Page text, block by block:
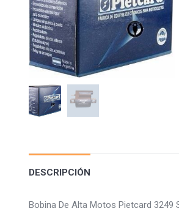
DESCRIPCIÓN
Bobina De Alta Motos Pietcard 3249